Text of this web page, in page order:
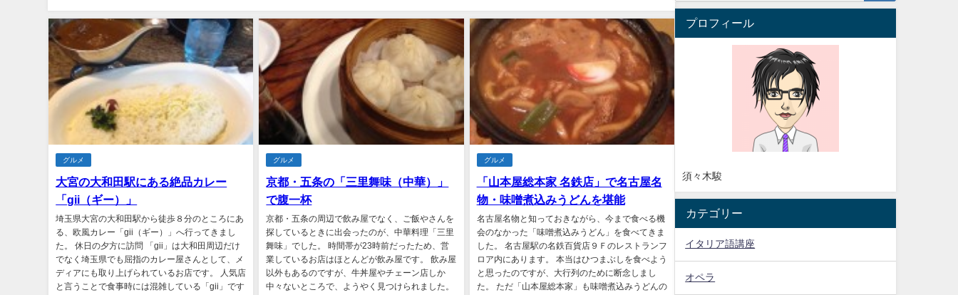
グルメ
大宮の大和田駅にある絶品カレー
「gii（ギー）」
埼玉県大宮の大和田駅から徒歩８分のところにあ
る、欧風カレー「gii（ギー）」へ行ってきまし
た。 休日の夕方に訪問 「gii」は大和田周辺だけ
でなく埼玉県でも屈指のカレー屋さんとして、メ
ディアにも取り上げられているお店です。 人気店
と言うことで食事時には混雑している「gii」です
グルメ
京都・五条の「三里舞味（中華）」
で腹一杯
京都・五条の周辺で飲み屋でなく、ご飯やさんを
探しているときに出会ったのが、中華料理「三里
舞味」でした。 時間帯が23時前だったため、営
業しているお店はほとんどが飲み屋です。 飲み屋
以外もあるのですが、牛丼屋やチェーン店しか
中々ないところで、ようやく見つけられました。
グルメ
「山本屋総本家 名鉄店」で名古屋名
物・味噌煮込みうどんを堪能
名古屋名物と知っておきながら、今まで食べる機
会のなかった「味噌煮込みうどん」を食べてきま
した。 名古屋駅の名鉄百貨店９Ｆのレストランフ
ロア内にあります。 本当はひつまぶしを食べよう
と思ったのですが、大行列のために断念しまし
た。 ただ「山本屋総本家」も味噌煮込みうどんの
プロフィール
須々木駿
カテゴリー
イタリア語講座
オペラ